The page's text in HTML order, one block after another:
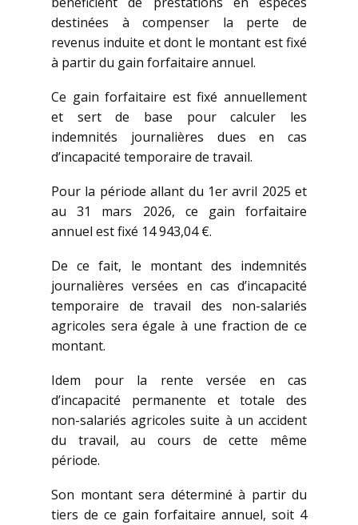
destinées à compenser la perte de
revenus induite et dont le montant est fixé
à partir du gain forfaitaire annuel.
Ce gain forfaitaire est fixé annuellement
et sert de base pour calculer les
indemnités journalières dues en cas
d’incapacité temporaire de travail.
Pour la période allant du 1er avril 2025 et
au 31 mars 2026, ce gain forfaitaire
annuel est fixé 14 943,04 €.
De ce fait, le montant des indemnités
journalières versées en cas d’incapacité
temporaire de travail des non-salariés
agricoles sera égale à une fraction de ce
montant.
Idem pour la rente versée en cas
d’incapacité permanente et totale des
non-salariés agricoles suite à un accident
du travail, au cours de cette même
période.
Son montant sera déterminé à partir du
tiers de ce gain forfaitaire annuel, soit 4